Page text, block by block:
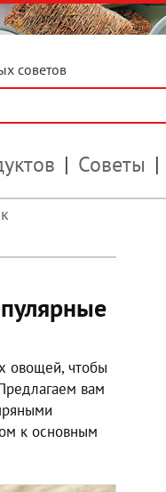
советов
Советы
овощей, чтобы
вам
к основным